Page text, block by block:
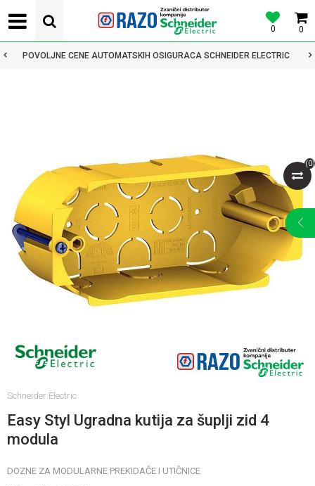
0
0
POVOLJNE CENE AUTOMATSKIH OSIGURACA SCHNEIDER ELECTRIC
(0)
Schneider Electric
Easy Styl Ugradna kutija za šuplji zid 4
modula
DOZNE ZA MODULARNE PREKIDAČE I UTIČNICE